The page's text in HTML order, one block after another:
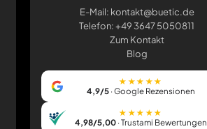
E-Mail: kontakt@buetic.de
Telefon: +49 3647 5050811
Zum Kontakt
Blog
★★★★★
4,9/5 · Google Rezensionen
★★★★★
4,98/5,00 · Trustami Bewertungen